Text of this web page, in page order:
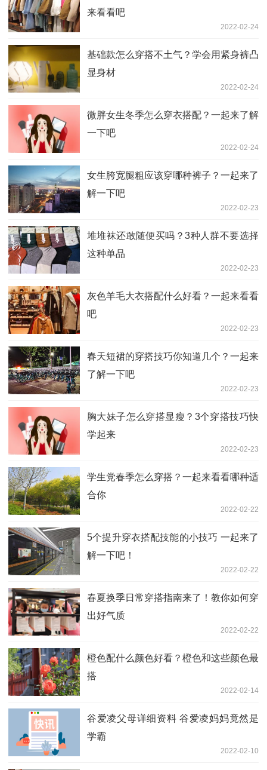
来看看吧
2022-02-24
基础款怎么穿搭不土气？学会用紧身裤凸
显身材
2022-02-24
微胖女生冬季怎么穿衣搭配？一起来了解
一下吧
2022-02-24
女生胯宽腿粗应该穿哪种裤子？一起来了
解一下吧
2022-02-23
堆堆袜还敢随便买吗？3种人群不要选择
这种单品
2022-02-23
灰色羊毛大衣搭配什么好看？一起来看看
吧
2022-02-23
春天短裙的穿搭技巧你知道几个？一起来
了解一下吧
2022-02-23
胸大妹子怎么穿搭显瘦？3个穿搭技巧快
学起来
2022-02-23
学生党春季怎么穿搭？一起来看看哪种适
合你
2022-02-22
5个提升穿衣搭配技能的小技巧 一起来了
解一下吧！
2022-02-22
春夏换季日常穿搭指南来了！教你如何穿
出好气质
2022-02-22
橙色配什么颜色好看？橙色和这些颜色最
搭
2022-02-14
谷爱凌父母详细资料 谷爱凌妈妈竟然是
学霸
2022-02-10